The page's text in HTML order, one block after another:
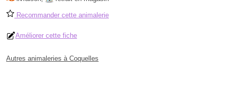
Recommander cette animalerie
Améliorer cette fiche
Autres animaleries à Coquelles